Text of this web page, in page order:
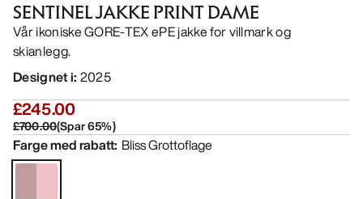
SENTINEL JAKKE PRINT DAME
Vår ikoniske GORE-TEX ePE jakke for villmark og
skianlegg.
Designet i: 2025
£245.00
£700.00(Spar65%)
Farge med rabatt: Bliss Grottoflage